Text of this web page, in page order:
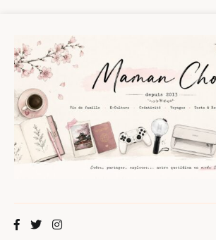
contenu
Maman Chou